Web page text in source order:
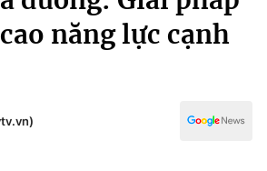
trí
năng lực cạnh